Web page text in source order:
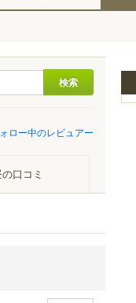
ロー中のレビュアー
口コミ